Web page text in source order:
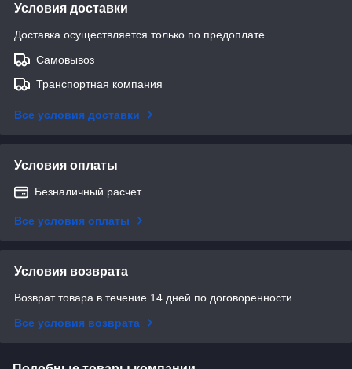
Условия доставки
Доставка осуществляется только по предоплате.
Самовывоз
Транспортная компания
Все условия доставки
Условия оплаты
Безналичный расчет
Все условия оплаты
Условия возврата
Возврат товара в течение 14 дней по договоренности
Все условия возврата